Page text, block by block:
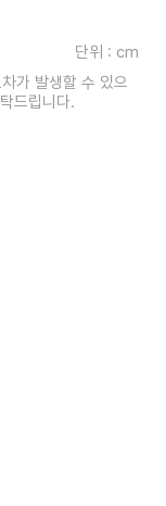
단위 : cm
가 발생할 수 있으
드립니다.